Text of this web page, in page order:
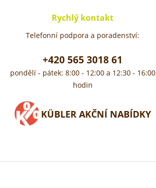
Rychlý kontakt
Telefonní podpora a poradenství:
+420 565 3018 61
pondělí - pátek: 8:00 - 12:00 a 12:30 - 16:00
hodin
KÜBLER AKČNÍ NABÍDKY